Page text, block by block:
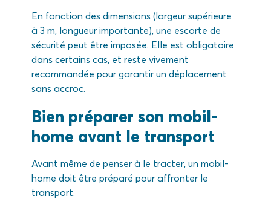
En fonction des dimensions (largeur supérieure
à 3 m, longueur importante), une escorte de
sécurité peut être imposée. Elle est obligatoire
dans certains cas, et reste vivement
recommandée pour garantir un déplacement
sans accroc.
Bien préparer son mobil-
home avant le transport
Avant même de penser à le tracter, un mobil-
home doit être préparé pour affronter le
transport.